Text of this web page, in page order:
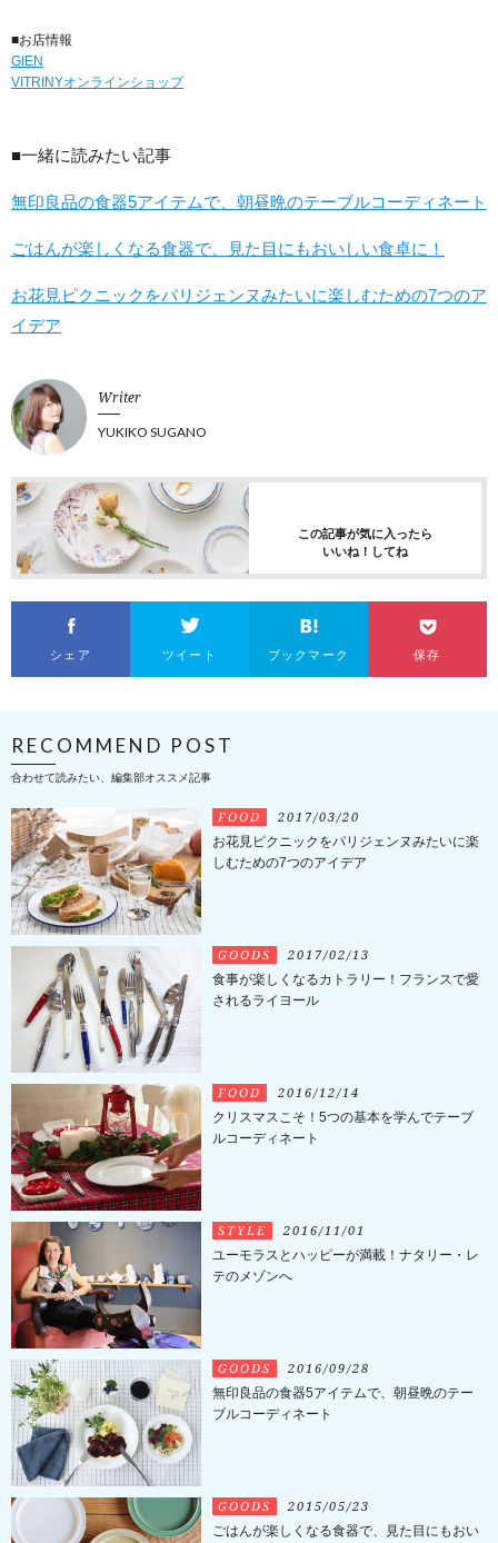
■お店情報
GIEN
VITRINYオンラインショップ
■一緒に読みたい記事
無印良品の食器5アイテムで、朝昼晩のテーブルコーディネート
ごはんが楽しくなる食器で、見た目にもおいしい食卓に！
お花見ピクニックをパリジェンヌみたいに楽しむための7つのア
イデア
Writer
YUKIKO SUGANO
この記事が気に入ったら
いいね！してね
シェア ツイート ブックマーク 保存
RECOMMEND POST
合わせて読みたい、編集部オススメ記事
FOOD 2017/03/20
お花見ピクニックをパリジェンヌみたいに楽
しむための7つのアイデア
GOODS 2017/02/13
食事が楽しくなるカトラリー！フランスで愛
されるライヨール
FOOD 2016/12/14
クリスマスこそ！5つの基本を学んでテーブ
ルコーディネート
STYLE 2016/11/01
ユーモラスとハッピーが満載！ナタリー・レ
テのメゾンへ
GOODS 2016/09/28
無印良品の食器5アイテムで、朝昼晩のテー
ブルコーディネート
GOODS 2015/05/23
ごはんが楽しくなる食器で、見た目にもおい